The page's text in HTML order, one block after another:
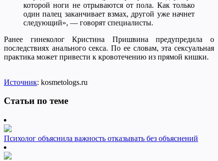
которой ноги не отрываются от пола. Как только
один палец заканчивает взмах, другой уже начнет
следующий», — говорят специалисты.
Ранее гинеколог Кристина Пришвина предупредила о
последствиях анального секса. По ее словам, эта сексуальная
практика может привести к кровотечению из прямой кишки.
Источник: kosmetologs.ru
Статьи по теме
Психолог объяснила важность отказывать без объяснений